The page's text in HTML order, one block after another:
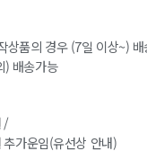
상품의 경우 (7일 이상~)
) 배송가능
/
추가운임(유선상 안내)